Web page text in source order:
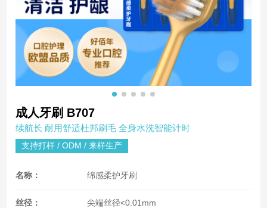
成人牙刷 B707
续航长 耐用舒适杜邦刷毛 全身水洗智能计时
支持打样 / ODM / 来样生产
名称： 绵感柔护牙刷
丝径： 尖端丝径<0.01mm